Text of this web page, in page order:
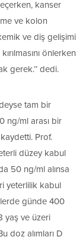
kanser
ve kolon
ve diş gelişimi
önlerken
gerek.’’ dedi.
tam bir
ng/ml arası bir
Prof.
düzey kabul
50 ng/ml alınsa
yeterlilik kabul
günde 400
yaş ve üzeri
doz alımları D